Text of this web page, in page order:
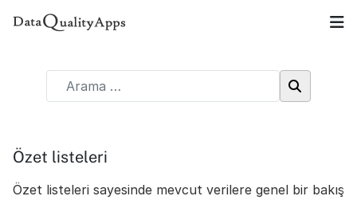
Özet listeleri
Özet listeleri sayesinde mevcut verilere genel bir bakış